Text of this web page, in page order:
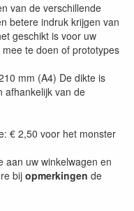
van de verschillende
betere indruk krijgen van
geschikt is voor uw
te doen of prototypes
mm (A4) De dikte is
afhankelijk van de
€ 2,50 voor het monster
aan uw winkelwagen en
bij opmerkingen de